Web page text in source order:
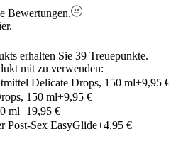
Bewertungen.
erhalten Sie 39 Treuepunkte.
mit zu verwenden:
Delicate Drops, 150 ml+9,95 €
150 ml+9,95 €
ml+19,95 €
Post-Sex EasyGlide+4,95 €